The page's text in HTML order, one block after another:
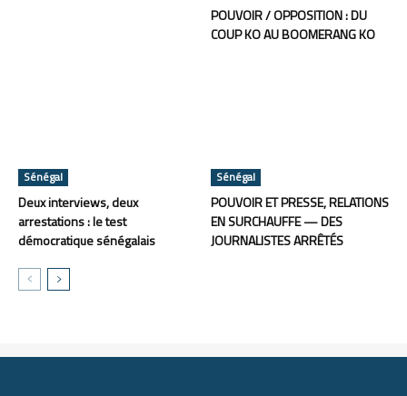
POUVOIR / OPPOSITION : DU
COUP KO AU BOOMERANG KO
Sénégal
Deux interviews, deux
arrestations : le test
démocratique sénégalais
Sénégal
POUVOIR ET PRESSE, RELATIONS
EN SURCHAUFFE — DES
JOURNALISTES ARRÊTÉS